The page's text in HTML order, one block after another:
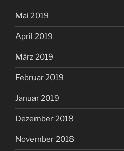
Mai 2019
April 2019
März 2019
Februar 2019
Januar 2019
Dezember 2018
November 2018